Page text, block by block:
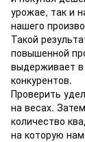
урожае, так и
нашего
Такой
повышенной
выдерживает в
конкурентов.
Проверить
на весах.
количество
на которую